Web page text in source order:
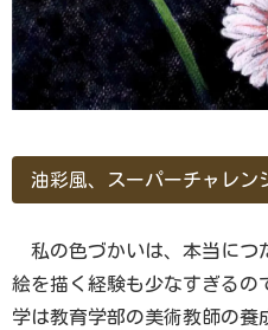
油彩風、スーパーチャレン
私の色づかいは、本当につ
絵を描く経験も少なすぎるの
学は教育学部の美術教師の養